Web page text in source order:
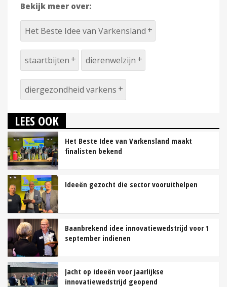
Bekijk meer over:
Het Beste Idee van Varkensland
staartbijten dierenwelzijn
diergezondheid varkens
LEES OOK
Het Beste Idee van Varkensland maakt
finalisten bekend
Ideeën gezocht die sector vooruithelpen
Baanbrekend idee innovatiewedstrijd voor 1
september indienen
Jacht op ideeën voor jaarlijkse
innovatiewedstrijd geopend